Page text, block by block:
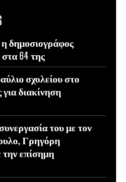
δημοσιογράφος
64 της
σχολείου στο
διακίνηση
του με τον
Γρηγόρη
την επίσημη